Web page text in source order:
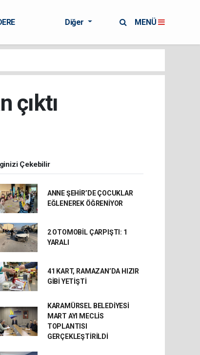
Diğer MENÜ
çıktı
Çekebilir
ANNE ŞEHİR’DE ÇOCUKLAR
EĞLENEREK ÖĞRENİYOR
2 OTOMOBİL ÇARPIŞTI: 1
YARALI
41 KART, RAMAZAN’DA HIZIR
GİBİ YETİŞTİ
KARAMÜRSEL BELEDİYESİ
MART AYI MECLİS
TOPLANTISI
GERÇEKLEŞTİRİLDİ